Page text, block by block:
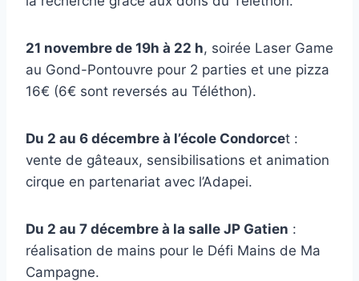
21 novembre de 19h à 22 h, soirée Laser Game
au Gond-Pontouvre pour 2 parties et une pizza
16€ (6€ sont reversés au Téléthon).
Du 2 au 6 décembre à l’école Condorcet :
vente de gâteaux, sensibilisations et animation
cirque en partenariat avec l’Adapei.
Du 2 au 7 décembre à la salle JP Gatien :
réalisation de mains pour le Défi Mains de Ma
Campagne.